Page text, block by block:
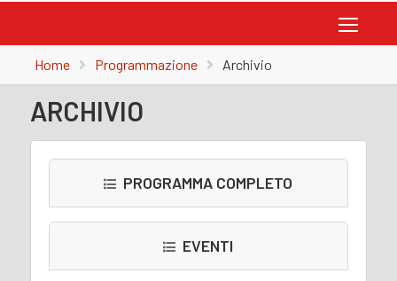
Home Programmazione Archivio
ARCHIVIO
PROGRAMMA COMPLETO
EVENTI